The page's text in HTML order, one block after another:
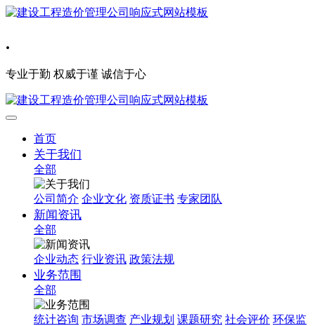
.
专业于勤 权威于谨 诚信于心
首页
关于我们
全部
公司简介 企业文化 资质证书 专家团队
新闻资讯
全部
企业动态 行业资讯 政策法规
业务范围
全部
统计咨询 市场调查 产业规划 课题研究 社会评价 环保监